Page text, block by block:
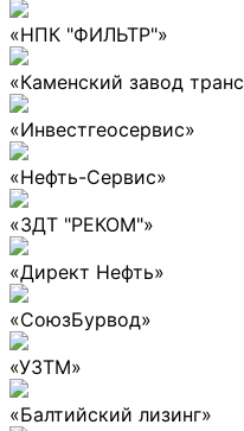
«НПК "ФИЛЬТР"»
«Каменский завод
«Инвестгеосервис»
«Нефть-Сервис»
«ЗДТ "РЕКОМ"»
«Директ Нефть»
«СоюзБурвод»
«УЗТМ»
«Балтийский лизинг»